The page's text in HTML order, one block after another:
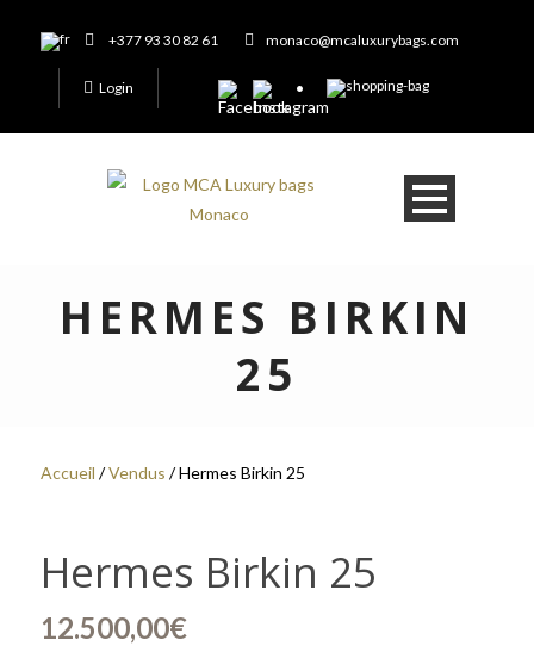
+377 93 30 82 61 monaco@mcaluxurybags.com
Login
HERMES BIRKIN
25
Accueil /Vendus / Hermes Birkin 25
Hermes Birkin 25
12.500,00€